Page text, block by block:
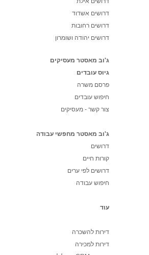
דרושים אשדוד
דרושים רחובות
דרושים יהודה ושומרון
ג'וב מאסטר מעסיקים
גיוס עובדים
פרסם משרה
חיפוש עובדים
צור קשר - מעסיקים
ג'וב מאסטר מחפשי עבודה
דרושים
קורות חיים
דרושים לפי ערים
חיפוש עבודה
עוד
דירות להשכרה
דירות למכירה